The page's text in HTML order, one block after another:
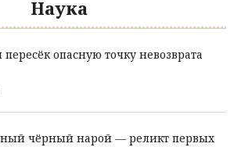
Наука
опасную точку невозврата
чёрный нарой — реликт первых